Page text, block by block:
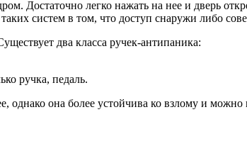
Достаточно легко нажать на нее и дверь
систем в том, что доступ снаружи либо
два класса ручек-антипаника:
ручка, педаль.
она более устойчива ко взлому и